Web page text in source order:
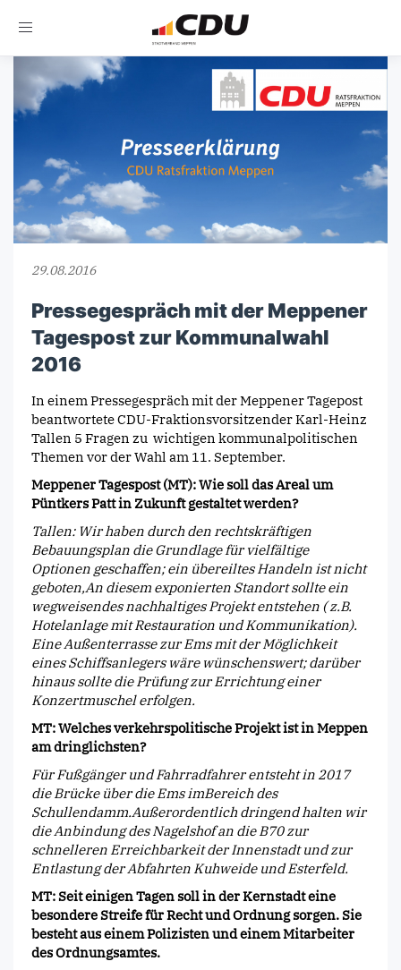
Toggle
29.08.2016
Pressegespräch mit der Meppener
Tagespost zur Kommunalwahl
2016
In einem Pressegespräch mit der Meppener Tagepost
beantwortete CDU-Fraktionsvorsitzender Karl-Heinz
Tallen 5 Fragen zu wichtigen kommunalpolitischen
Themen vor der Wahl am 11. September.
Meppener Tagespost (MT): Wie soll das Areal um
Püntkers Patt in Zukunft gestaltet werden?
Tallen: Wir haben durch den rechtskräftigen
Bebauungsplan die Grundlage für vielfältige
Optionen geschaffen; ein übereiltes Handeln ist nicht
geboten,An diesem exponierten Standort sollte ein
wegweisendes nachhaltiges Projekt entstehen ( z.B.
Hotelanlage mit Restauration und Kommunikation).
Eine Außenterrasse zur Ems mit der Möglichkeit
eines Schiffsanlegers wäre wünschenswert; darüber
hinaus sollte die Prüfung zur Errichtung einer
Konzertmuschel erfolgen.
MT: Welches verkehrspolitische Projekt ist in Meppen
am dringlichsten?
Für Fußgänger und Fahrradfahrer entsteht in 2017
die Brücke über die Ems imBereich des
Schullendamm.Außerordentlich dringend halten wir
die Anbindung des Nagelshof an die B70 zur
schnelleren Erreichbarkeit der Innenstadt und zur
Entlastung der Abfahrten Kuhweide und Esterfeld.
MT: Seit einigen Tagen soll in der Kernstadt eine
besondere Streife für Recht und Ordnung sorgen. Sie
besteht aus einem Polizisten und einem Mitarbeiter
des Ordnungsamtes.